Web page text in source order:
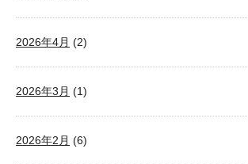
2026年4月 (2)
2026年3月 (1)
2026年2月 (6)